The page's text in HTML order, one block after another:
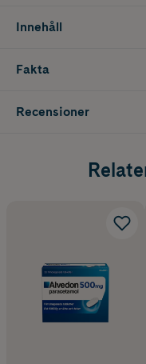
Innehåll
Fakta
Recensioner